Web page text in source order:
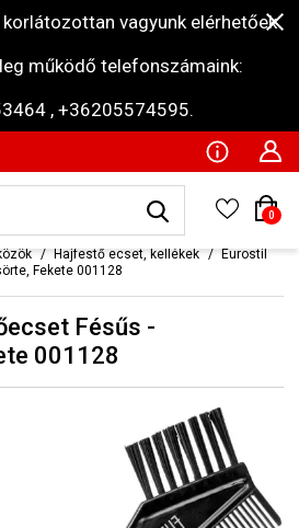
vagyunk elérhetőek
működő telefonszámaink:
, +36205574595.
0
Hajfestő ecset, kellékek
Eurostil
Fekete 001128
Fésűs -
001128